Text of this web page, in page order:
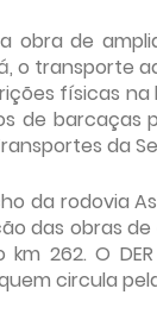
obra de
o transporte
físicas
de barcaças
da
da rodovia
das obras
262. O
circula